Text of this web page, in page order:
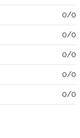
0/0
0/0
0/0
0/0
0/0